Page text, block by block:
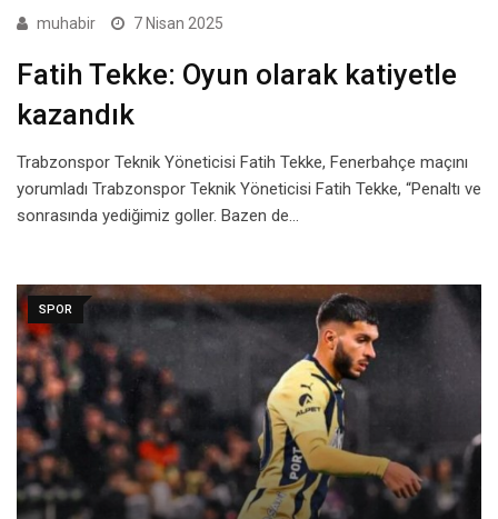
muhabir 7 Nisan 2025
Fatih Tekke: Oyun olarak katiyetle
kazandık
Trabzonspor Teknik Yöneticisi Fatih Tekke, Fenerbahçe maçını
yorumladı Trabzonspor Teknik Yöneticisi Fatih Tekke, “Penaltı ve
sonrasında yediğimiz goller. Bazen de…
SPOR